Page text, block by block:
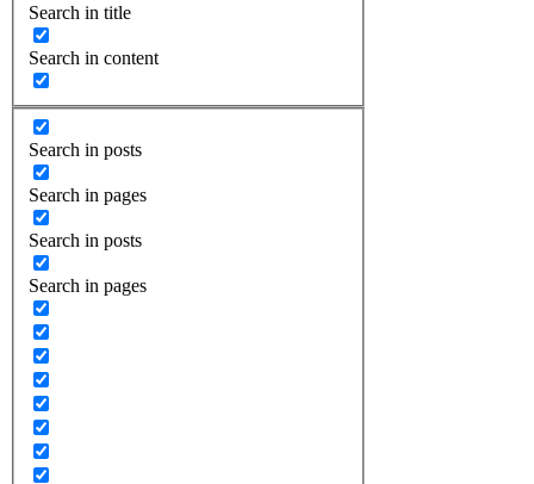
Search in title
Search in content
Search in posts
Search in pages
Search in posts
Search in pages